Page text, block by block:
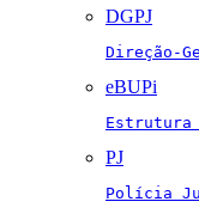
DGPJ
Direção-
eBUPi
Estrutura
PJ
Polícia